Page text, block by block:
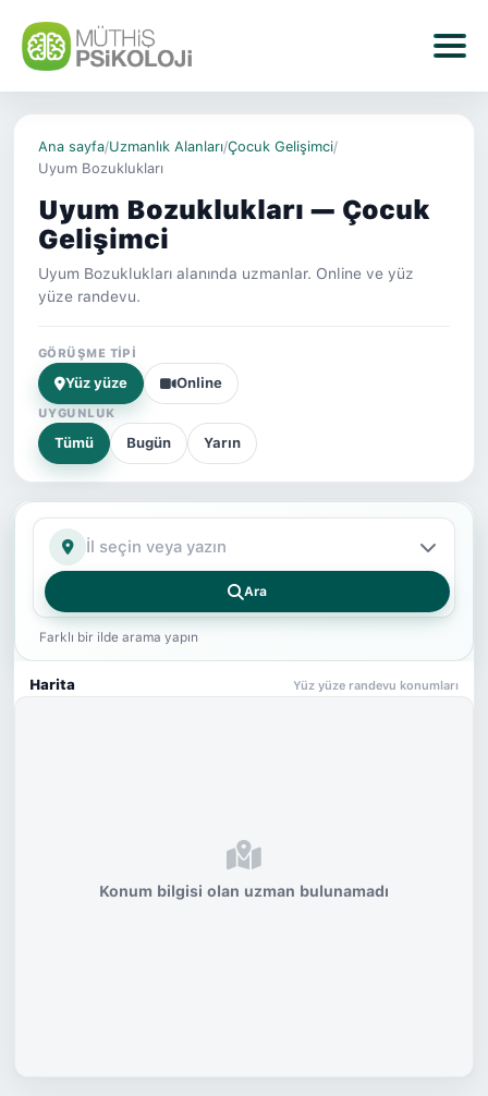
Ana sayfa/Uzmanlık Alanları/Çocuk Gelişimci/
Uyum Bozuklukları
Uyum Bozuklukları — Çocuk
Gelişimci
Uyum Bozuklukları alanında uzmanlar. Online ve yüz
yüze randevu.
GÖRÜŞME TIPI
Yüz yüze Online
UYGUNLUK
Tümü Bugün Yarın
İl
Ara
Farklı bir ilde arama yapın
Harita Yüz yüze randevu konumları
Konum bilgisi olan uzman bulunamadı